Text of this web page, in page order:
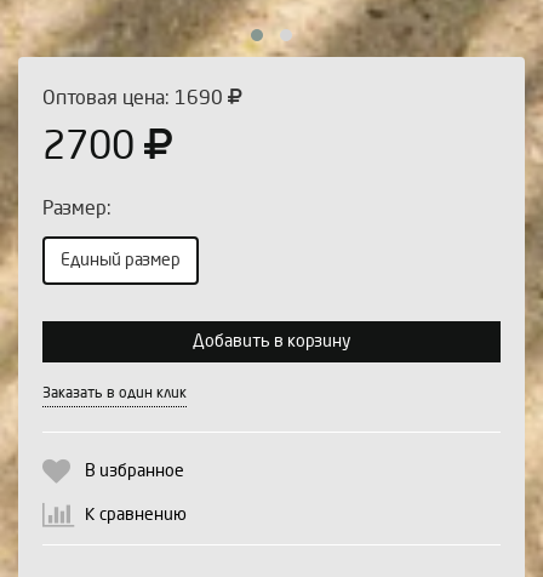
Оптовая цена: 1690
2700
Размер:
Единый размер
Выберите количество:
Продолжить Отмена
Добавить в корзину
Заказать в один клик
В избранное
К сравнению